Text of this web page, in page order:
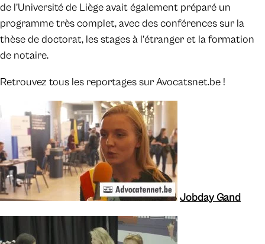
de l’Université de Liège avait également préparé un
programme très complet, avec des conférences sur la
thèse de doctorat, les stages à l’étranger et la formation
de notaire.
Retrouvez tous les reportages sur Avocatsnet.be !
Jobday Gand